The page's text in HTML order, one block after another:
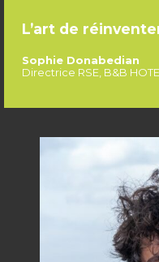
L’art de
Sophie Donabedian
Directrice RSE, B&B